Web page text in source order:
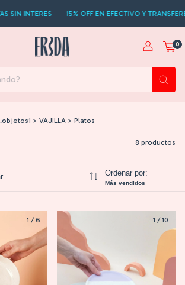
SIN INTERES 15% OFF EN EFECTIVO Y
0
> VAJILLA > Platos
8 productos
Ordenar por:
Más vendidos
1 /6 1 / 10